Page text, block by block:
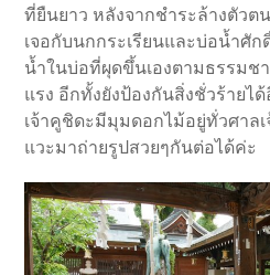
ที่ยืนยาว หลังจากชำระล้างตัวต
เจอกับนกกระเรียนและบ่อน้ำศั
น้ำในบ่อที่ผุดขึ้นเองตามธรรมช
แรง อีกทั้งยังป้องกันสิ่งชั่วร้ายไ
เจ้าคูชิดะมีมุมดอกไม้อยู่ทั่วศาลเ
แวะมาถ่ายรูปสวยๆกันต่อได้ค่ะ